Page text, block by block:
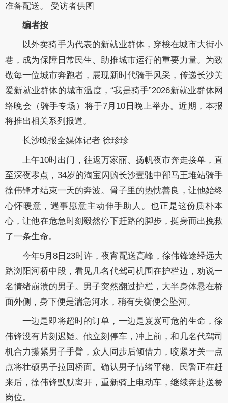
准备配送。 受访者供图
编者按
以外卖骑手为代表的新就业群体，穿梭在城市大街小
巷，成为保障日常民生、助推城市运行的重要力量。为致
敬每一位城市奔跑者，展现新时代骑手风采，传递长沙关
爱新就业群体的城市温度，“我是骑手”2026新就业群体网
络晚会（骑手专场）将于7月10日晚上举办。近期，本报
将推出相关系列报道。
长沙晚报全媒体记者 徐珍珍
上午10时出门，往返万家丽、扬帆夜市奔走接单，直
至深夜零点，34岁的淘宝闪购长沙壹驰中部马王堆站骑手
徐伟锋才结束一天的奔波。骨子里的热忱善良，让他始终
心怀暖意，遇事愿意主动伸手助人。也正是这份质朴本
心，让他在危急时刻毅然停下赶路的脚步，挺身而出挽救
了一条生命。
今年5月8日23时许，夜宵配送高峰，徐伟锋途经远大
路浏阳河桥中段，看见几名代驾司机围在护栏边，劝说一
名情绪崩溃的男子。男子突然翻过护栏，大半身体悬在桥
面外侧，身下便是湍急河水，稍有失衡便会坠河。
一边是即将超时的订单，一边是岌岌可危的生命，徐
伟锋没有片刻迟疑。他立刻停车，冲上前，和几名代驾司
机合力攥紧男子手臂，众人同步后倾借力，咬紧牙关一点
点将壮硕男子拉回桥面。确认男子情绪平稳、民警正在赶
来后，徐伟锋默默离开，重新骑上电动车，继续奔赴送餐
岗位。